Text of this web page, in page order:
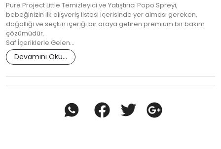
Pure Project Little Temizleyici ve Yatıştırıcı Popo Spreyi,
bebeğinizin ilk alışveriş listesi içerisinde yer alması gereken,
doğallığı ve seçkin içeriği bir araya getiren premium bir bakım
çözümüdür.
Saf İçeriklerle Gelen…
Devamını Oku...